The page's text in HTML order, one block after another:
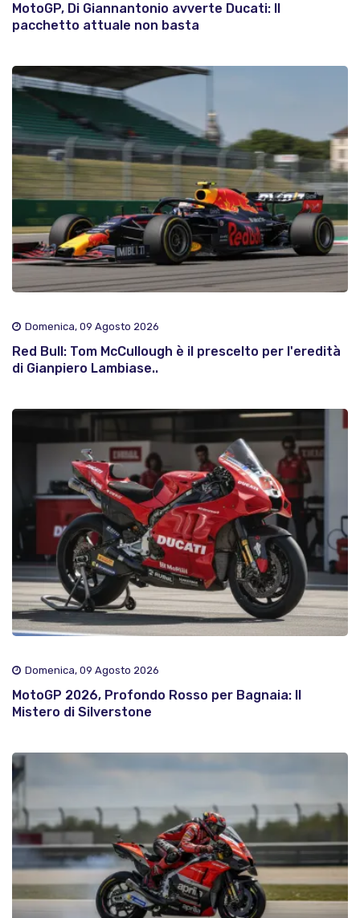
MotoGP, Di Giannantonio avverte Ducati: Il
pacchetto attuale non basta
Domenica, 09 Agosto 2026
Red Bull: Tom McCullough è il prescelto per l'eredità
di Gianpiero Lambiase..
Domenica, 09 Agosto 2026
MotoGP 2026, Profondo Rosso per Bagnaia: Il
Mistero di Silverstone